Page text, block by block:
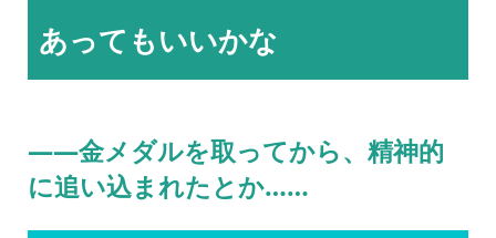
あってもいいかな
――金メダルを取ってから、精神的
に追い込まれたとか……